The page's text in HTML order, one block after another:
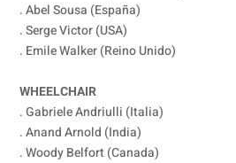
. Abel Sousa (España)
. Serge Victor (USA)
. Emile Walker (Reino Unido)
WHEELCHAIR
. Gabriele Andriulli (Italia)
. Anand Arnold (India)
. Woody Belfort (Canada)